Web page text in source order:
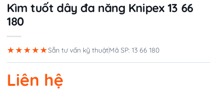
Kìm tuốt dây đa năng Knipex 13 66
180
★★★★★Sẵn tư vấn kỹ thuậtMã SP: 13 66 180
Liên hệ